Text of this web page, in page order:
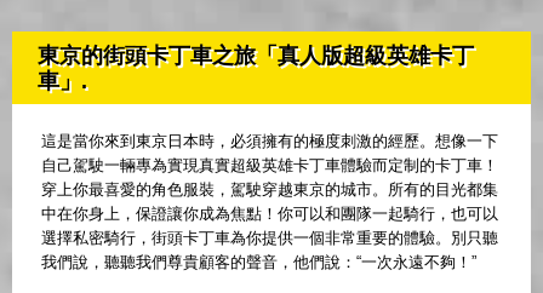
東京的街頭卡丁車之旅「真人版超級英雄卡丁
車」.
這是當你來到東京日本時，必須擁有的極度刺激的經歷。想像一下
自己駕駛一輛專為實現真實超級英雄卡丁車體驗而定制的卡丁車！
穿上你最喜愛的角色服裝，駕駛穿越東京的城市。所有的目光都集
中在你身上，保證讓你成為焦點！你可以和團隊一起騎行，也可以
選擇私密騎行，街頭卡丁車為你提供一個非常重要的體驗。別只聽
我們說，聽聽我們尊貴顧客的聲音，他們說：“一次永遠不夠！”